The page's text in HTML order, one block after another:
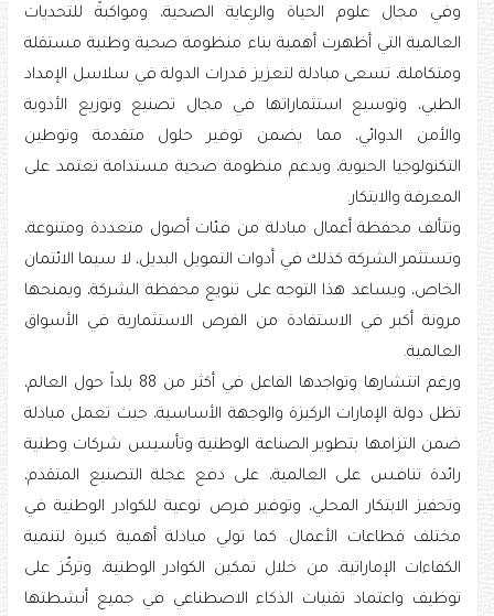
وفي مجال علوم الحياة والرعاية الصحية، ومواكبةً للتحديات
العالمية التي أظهرت أهمية بناء منظومة صحية وطنية مستقلة
ومتكاملة، تسعى مبادلة لتعزيز قدرات الدولة في سلاسل الإمداد
الطبي، وتوسيع استثماراتها في مجال تصنيع وتوزيع الأدوية
والأمن الدوائي، مما يضمن توفير حلول متقدمة وتوطين
التكنولوجيا الحيوية، ويدعم منظومة صحية مستدامة تعتمد على
المعرفة والابتكار.
وتتألف محفظة أعمال مبادلة من فئات أصول متعددة ومتنوعة،
وتستثمر الشركة كذلك في أدوات التمويل البديل، لا سيما الائتمان
الخاص، ويساعد هذا التوجه على تنويع محفظة الشركة، ويمنحها
مرونة أكبر في الاستفادة من الفرص الاستثمارية في الأسواق
العالمية.
ورغم انتشارها وتواجدها الفاعل في أكثر من 88 بلداً حول العالم،
تظل دولة الإمارات الركيزة والوجهة الأساسية، حيث تعمل مبادلة
ضمن التزامها بتطوير الصناعة الوطنية وتأسيس شركات وطنية
رائدة تنافس على العالمية، على دفع عجلة التصنيع المتقدم،
وتحفيز الابتكار المحلي، وتوفير فرص نوعية للكوادر الوطنية في
مختلف قطاعات الأعمال. كما تولي مبادلة أهمية كبيرة لتنمية
الكفاءات الإماراتية، من خلال تمكين الكوادر الوطنية، وتركّز على
توظيف واعتماد تقنيات الذكاء الاصطناعي في جميع أنشطتها